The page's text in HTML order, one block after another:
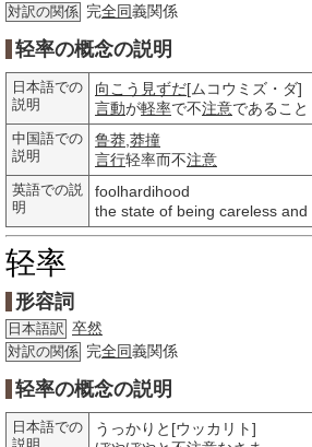
対訳の関係 完全同義関係
轻率の概念の説明
日本語での
説明
向こう見ずだ[ムコウミズ・ダ]
言動が軽率で不注意であること
中国語での
説明
鲁莽 莽撞
言行轻率而不注意
英語での説
明
foolhardihood
the state of being careless and
轻率
形容詞
日本語訳 卒然
対訳の関係 完全同義関係
轻率の概念の説明
日本語での
うっかりと[ウッカリト]